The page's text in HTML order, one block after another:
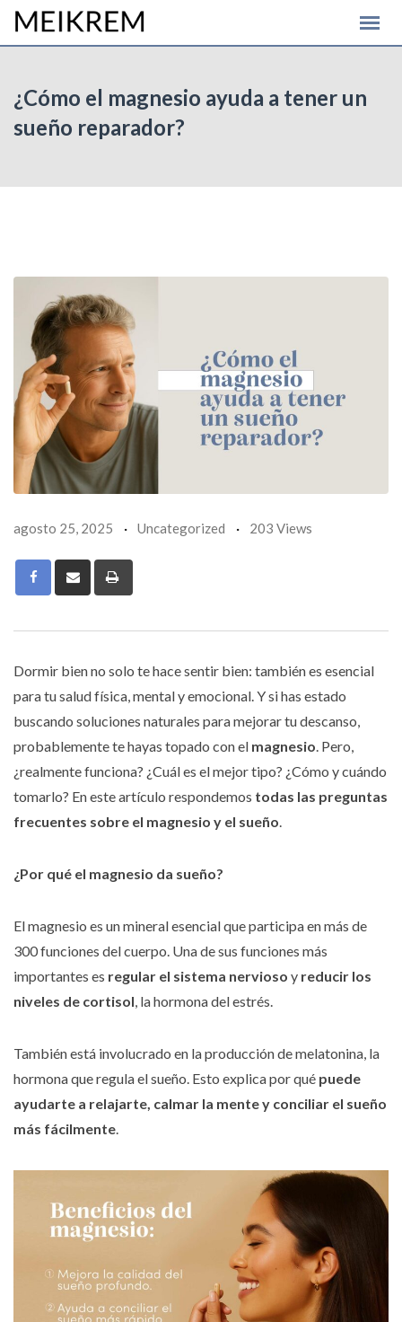
Skip
¿Cómo el magnesio ayuda a tener un
sueño reparador?
agosto 25, 2025 Uncategorized 203 Views
Dormir bien no solo te hace sentir bien: también es esencial
para tu salud física, mental y emocional. Y si has estado
buscando soluciones naturales para mejorar tu descanso,
probablemente te hayas topado con el magnesio . Pero,
¿realmente funciona? ¿Cuál es el mejor tipo? ¿Cómo y cuándo
tomarlo? En este artículo respondemos todas las preguntas
frecuentes sobre el magnesio y el sueño
¿Por qué el magnesio da sueño?
El magnesio es un mineral esencial que participa en más de
300 funciones del cuerpo. Una de sus funciones más
importantes es regular el sistema nervioso y reducir los
niveles de cortisol , la hormona del estrés.
También está involucrado en la producción de melatonina, la
hormona que regula el sueño. Esto explica por qué puede
ayudarte a relajarte, calmar la mente y conciliar el sueño
más fácilmente